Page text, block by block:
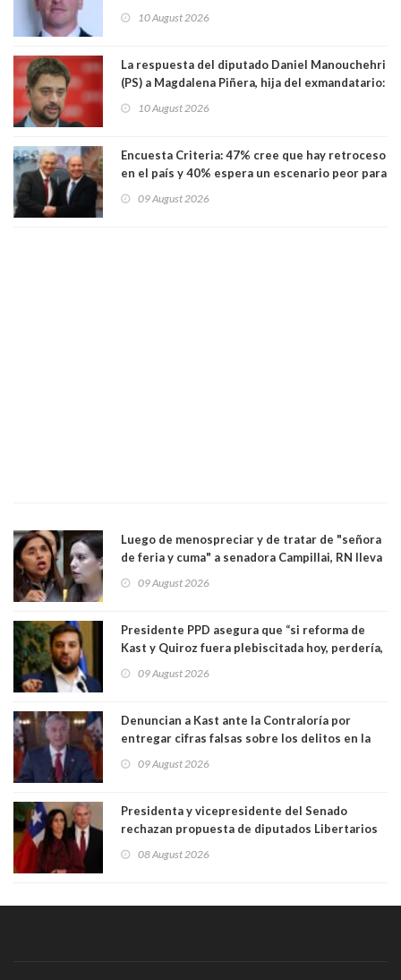
10 August 2026
La respuesta del diputado Daniel Manouchehri
(PS) a Magdalena Piñera, hija del exmandatario:
creían intocables"
10 August 2026
Encuesta Criteria: 47% cree que hay retroceso
en el país y 40% espera un escenario peor para
09 August 2026
Luego de menospreciar y de tratar de "señora
de feria y cuma" a senadora Campillai, RN lleva
09 August 2026
Presidente PPD asegura que “si reforma de
Kast y Quiroz fuera plebiscitada hoy, perdería,
a favor de la oposición, sería una victoria de la
09 August 2026
Denuncian a Kast ante la Contraloría por
entregar cifras falsas sobre los delitos en la
09 August 2026
Presidenta y vicepresidente del Senado
rechazan propuesta de diputados Libertarios
"Constituye un camino equivocado"
08 August 2026